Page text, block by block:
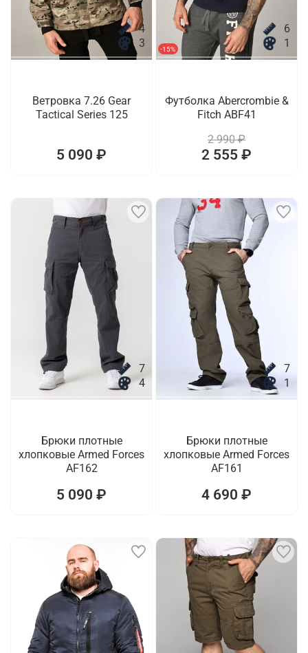
4
3
Ветровка 7.26 Gear
Tactical Series 125
5 090 ₽
-15%
6
1
Футболка Abercrombie &
Fitch ABF41
2 990 ₽
2 555 ₽
7
4
Брюки плотные
хлопковые Armed Forces
AF162
5 090 ₽
7
1
Брюки плотные
хлопковые Armed Forces
AF161
4 690 ₽